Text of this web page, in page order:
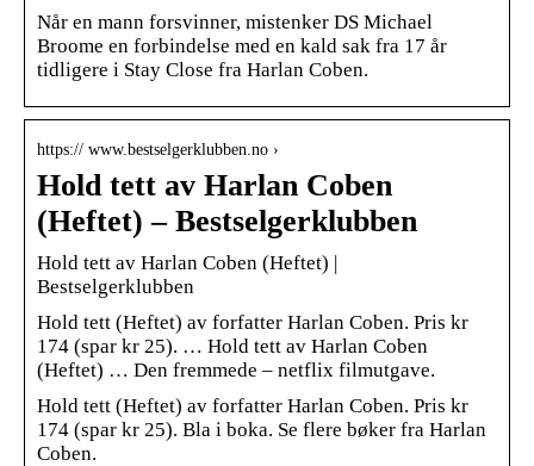
Når en mann forsvinner, mistenker DS Michael
Broome en forbindelse med en kald sak fra 17 år
tidligere i Stay Close fra Harlan Coben.
https:// www.bestselgerklubben.no ›
Hold tett av Harlan Coben
(Heftet) – Bestselgerklubben
Hold tett av Harlan Coben (Heftet) |
Bestselgerklubben
Hold tett (Heftet) av forfatter Harlan Coben. Pris kr
174 (spar kr 25). … Hold tett av Harlan Coben
(Heftet) … Den fremmede – netflix filmutgave.
Hold tett (Heftet) av forfatter Harlan Coben. Pris kr
174 (spar kr 25). Bla i boka. Se flere bøker fra Harlan
Coben.